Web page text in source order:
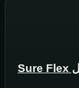
چسب کاشی و سرامیک پودری شورلول Sure Flex